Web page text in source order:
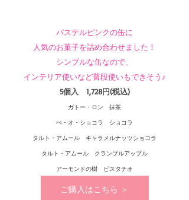
パステルピンクの缶に
人気のお菓子を詰め合わせました！
シンプルな缶なので、
インテリア使いなど普段使いもできそう♪
5個入　1,728円(税込)
ガトー・ロン　抹茶
ぺ・オ・ショコラ　ショコラ
タルト・アムール　キャラメルナッツショコラ
タルト・アムール　クランブルアップル
アーモンドの樹　ピスタチオ
ご購入はこちら ＞